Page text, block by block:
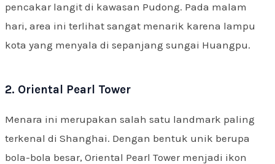
pencakar langit di kawasan Pudong. Pada malam
hari, area ini terlihat sangat menarik karena lampu
kota yang menyala di sepanjang sungai Huangpu.
2. Oriental Pearl Tower
Menara ini merupakan salah satu landmark paling
terkenal di Shanghai. Dengan bentuk unik berupa
bola-bola besar, Oriental Pearl Tower menjadi ikon